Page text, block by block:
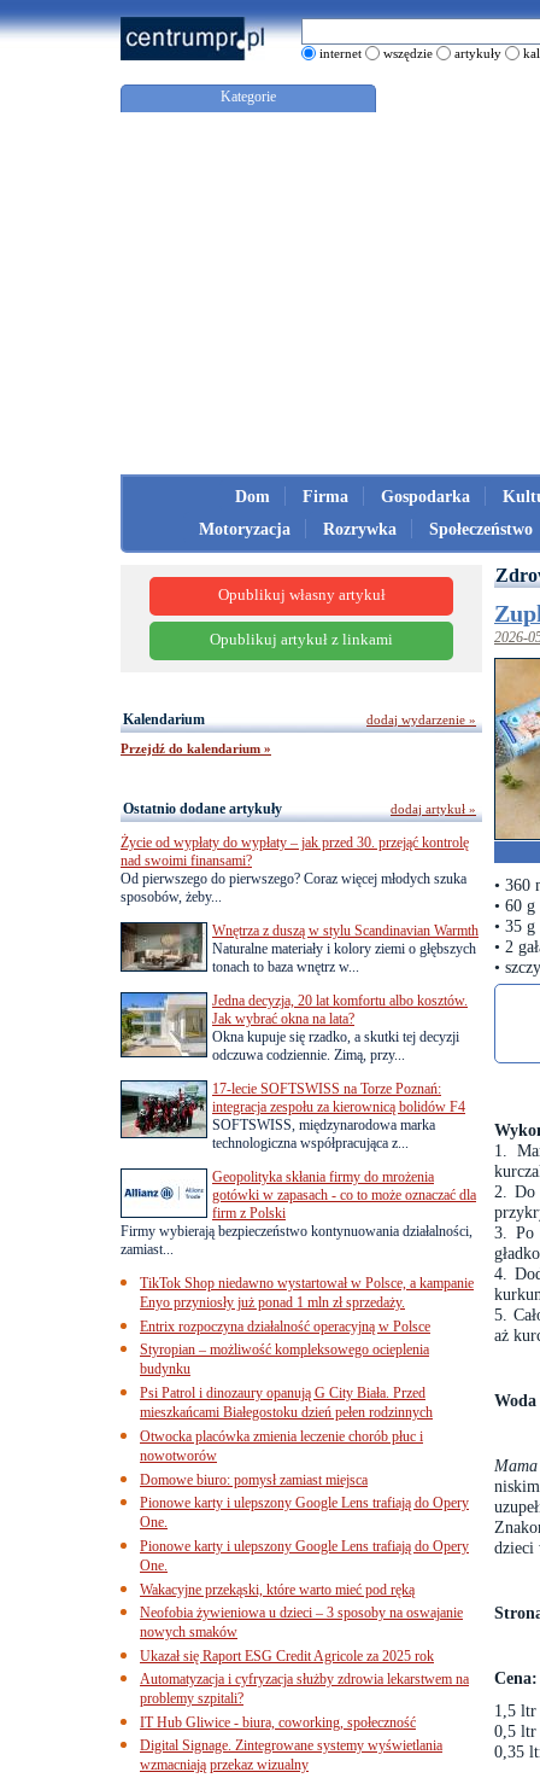
internet wszędzie artykuły
Kategorie
Dom Firma Gospodarka
Motoryzacja
Rozrywka Społeczeństwo
2026-
• 360
• 60
• 35
• 2
•
1.
2.
3. Po
4.
5.
aż
dzieci
Cena:
1,5 ltr
0,5 ltr
0,35
Opublikuj własny artykuł
Opublikuj artykuł z linkami
Kalendarium
Przejdź do kalendarium »
dodaj wydarzenie »
Ostatnio dodane artykuły
Życie od wypłaty do wypłaty – jak przed 30. przejąć kontrolę
nad swoimi finansami?
Od pierwszego do pierwszego? Coraz więcej młodych szuka
sposobów, żeby...
Wnętrza z duszą w stylu Scandinavian Warmth
Naturalne materiały i kolory ziemi o głębszych
tonach to baza wnętrz w...
Jedna decyzja, 20 lat komfortu albo kosztów.
Jak wybrać okna na lata?
Okna kupuje się rzadko, a skutki tej decyzji
odczuwa codziennie. Zimą, przy...
17-lecie SOFTSWISS na Torze Poznań:
integracja zespołu za kierownicą bolidów F4
SOFTSWISS, międzynarodowa marka
technologiczna współpracująca z...
Geopolityka skłania firmy do mrożenia
gotówki w zapasach - co to może oznaczać dla
firm z Polski
Firmy wybierają bezpieczeństwo kontynuowania działalności,
zamiast...
TikTok Shop niedawno wystartował w Polsce, a kampanie
Enyo przyniosły już ponad 1 mln zł sprzedaży.
Entrix rozpoczyna działalność operacyjną w Polsce
Styropian – możliwość kompleksowego ocieplenia
budynku
Psi Patrol i dinozaury opanują G City Biała. Przed
mieszkańcami Białegostoku dzień pełen rodzinnych
Otwocka placówka zmienia leczenie chorób płuc i
nowotworów
Domowe biuro: pomysł zamiast miejsca
Pionowe karty i ulepszony Google Lens trafiają do Opery
One.
Pionowe karty i ulepszony Google Lens trafiają do Opery
One.
Wakacyjne przekąski, które warto mieć pod ręką
Neofobia żywieniowa u dzieci – 3 sposoby na oswajanie
nowych smaków
Ukazał się Raport ESG Credit Agricole za 2025 rok
Automatyzacja i cyfryzacja służby zdrowia lekarstwem na
problemy szpitali?
IT Hub Gliwice - biura, coworking, społeczność
Digital Signage. Zintegrowane systemy wyświetlania
wzmacniają przekaz wizualny
dodaj artykuł »